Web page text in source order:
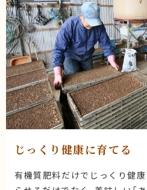
じっくり健康に育てる
有機質肥料だけでじっくり健